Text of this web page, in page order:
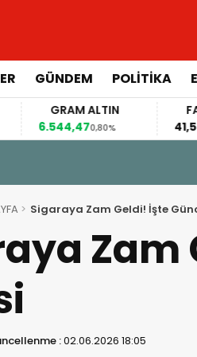
GÜNDEM POLİTİKA
GRAM ALTIN
0,80%
SERKAN SEÇKİN’DEN ANIT
Sigaraya Zam Geldi! İşte
Zam
:02.06.2026 18:05